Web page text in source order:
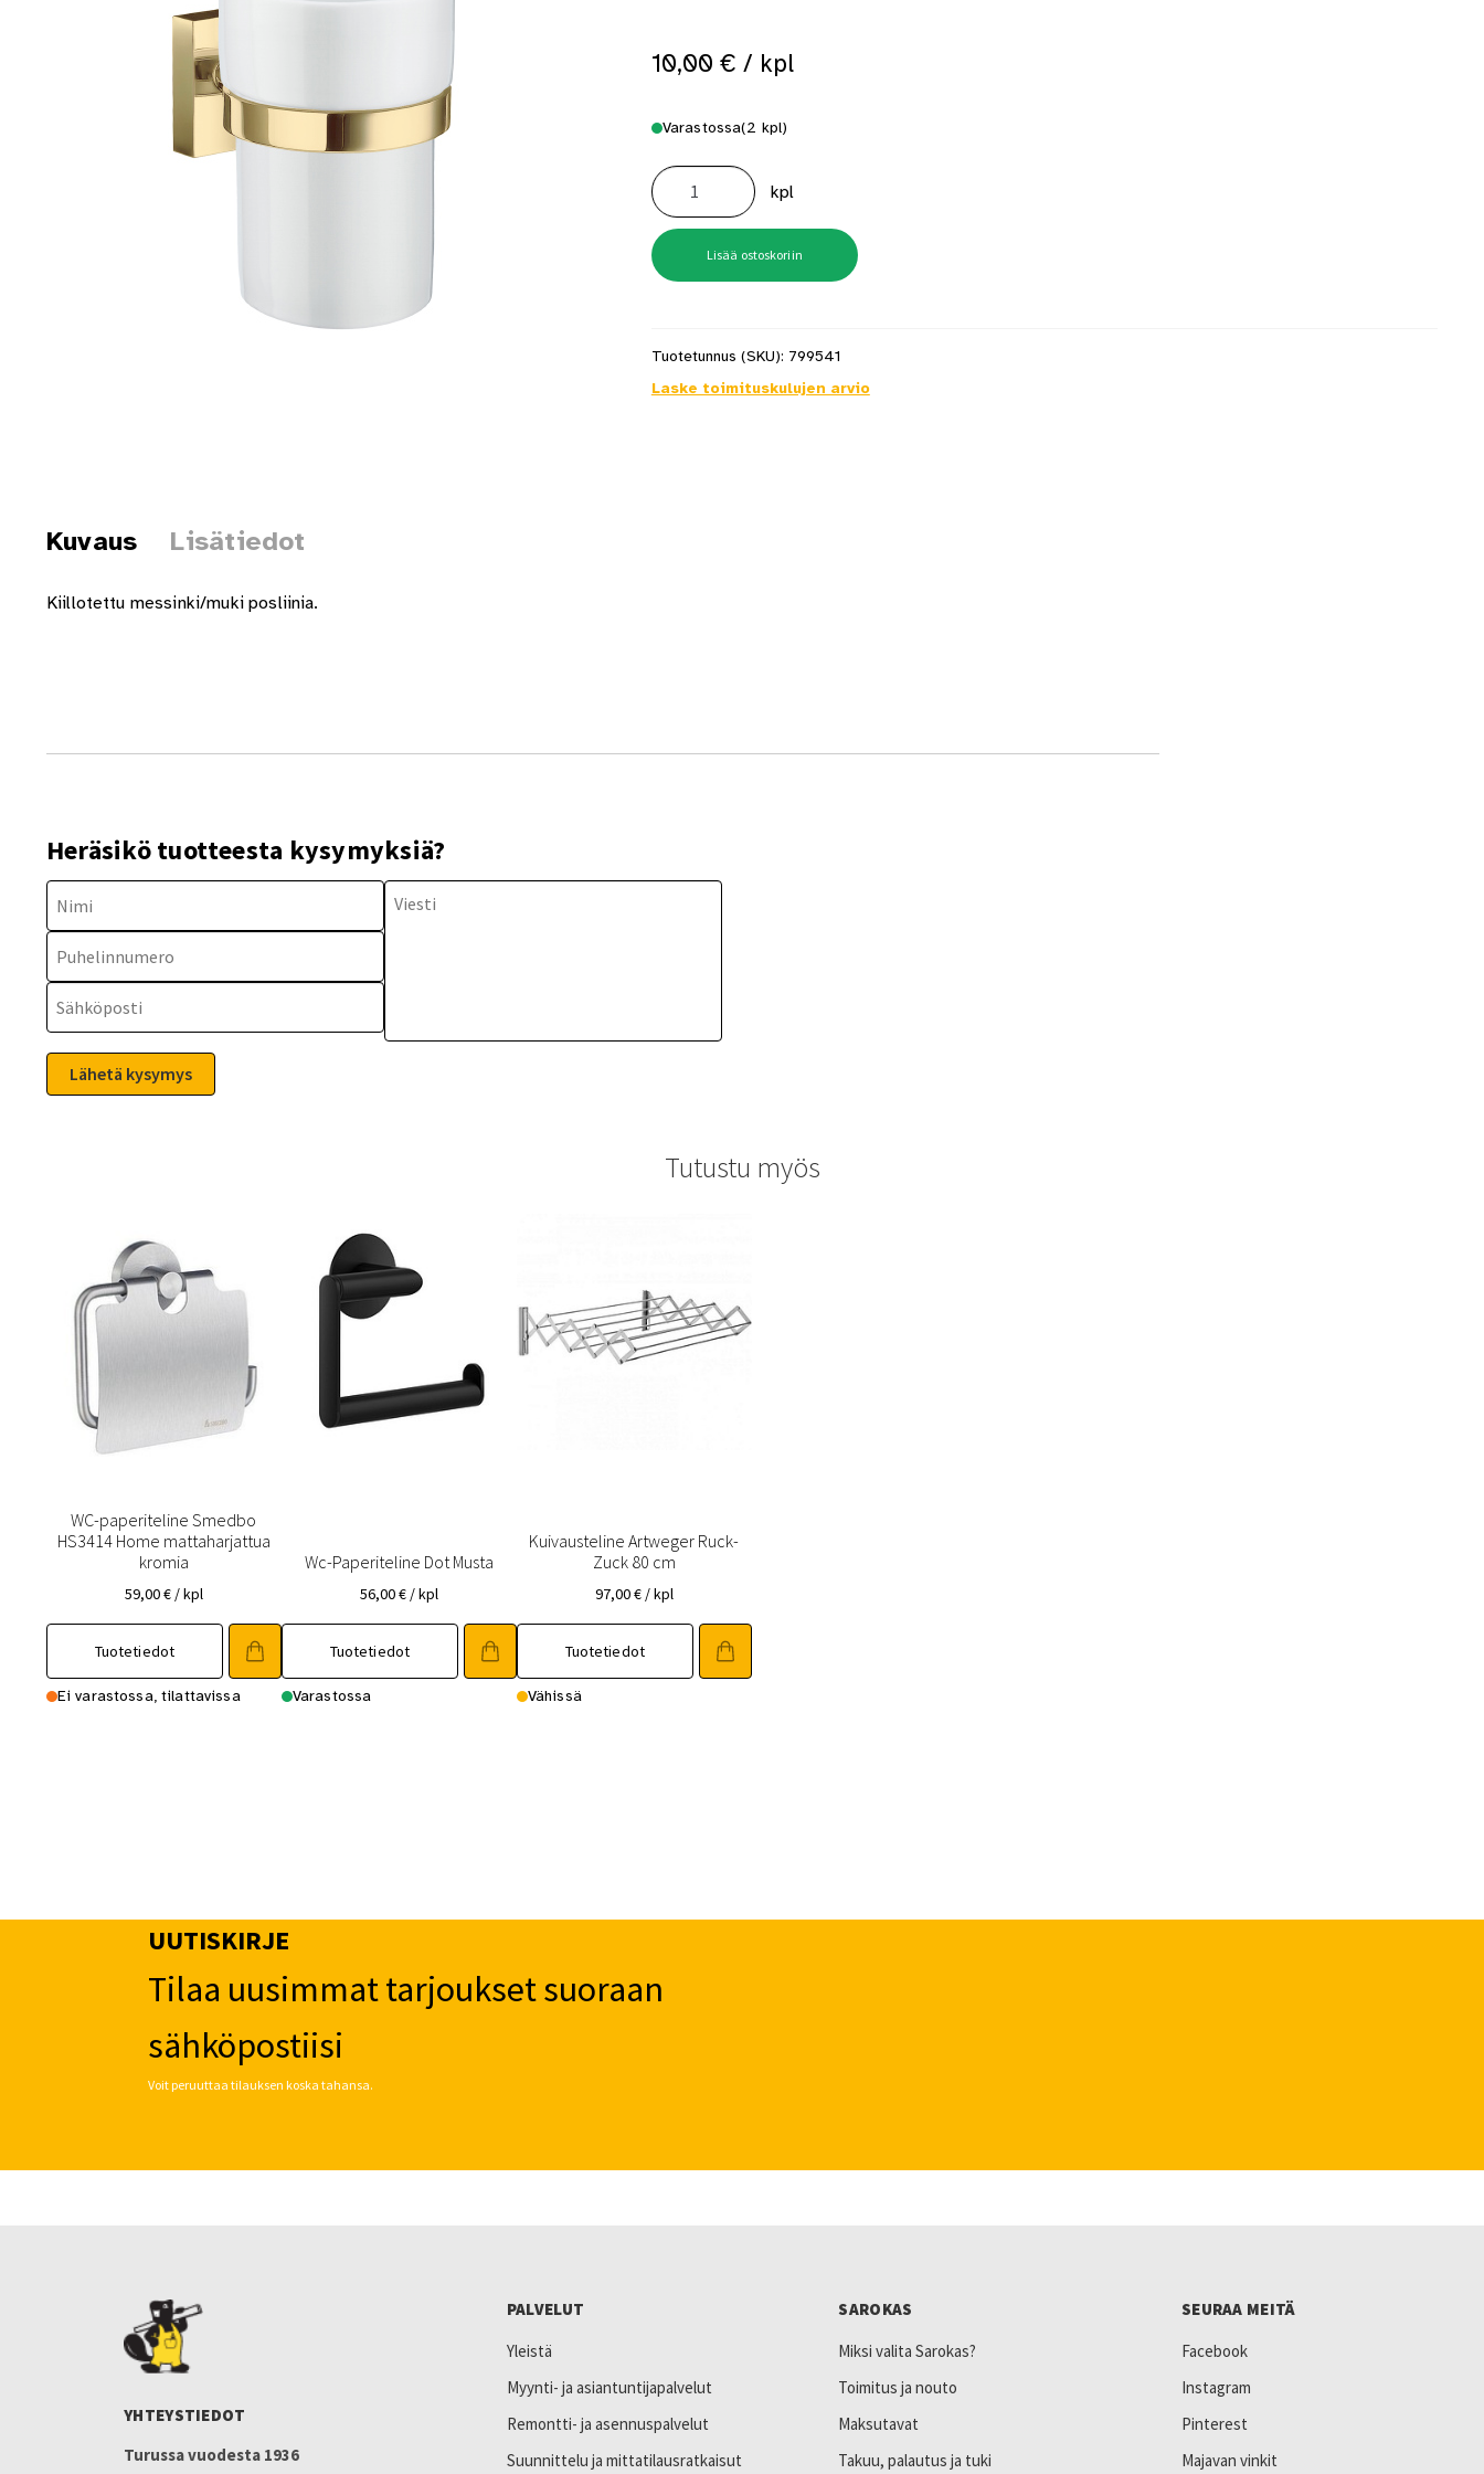
Toimitustavat- ja kulut Tummuneet tai kuivat lauteet? Näin saat saunan puupinnat taas siisteiksi
10,00 € / kpl
Varastossa(2 kpl)
Hammasmukiteline
House
Kiillotettu
Messinki
määrä
kpl
Lisää ostoskoriin
Tuotetunnus (SKU): 799541
Laske toimituskulujen arvio
Kuvaus Lisätiedot
Kiillotettu messinki/muki posliinia.
Heräsikö tuotteesta kysymyksiä?
Tutustu myös
WC-paperiteline Smedbo
HS3414 Home mattaharjattua
kromia
59,00€ / kpl
Tuotetiedot
Ei varastossa, tilattavissa
Wc-Paperiteline Dot Musta
56,00€ / kpl
Tuotetiedot
Varastossa
Kuivausteline Artweger Ruck-
Zuck 80 cm
97,00€ / kpl
Tuotetiedot
Vähissä
UUTISKIRJE
Tilaa uusimmat tarjoukset suoraan
sähköpostiisi
Voit peruuttaa tilauksen koska tahansa.
YHTEYSTIEDOT
Turussa vuodesta 1936
PALVELUT
Yleistä
Myynti- ja asiantuntijapalvelut
Remontti- ja asennuspalvelut
Suunnittelu ja mittatilausratkaisut
SAROKAS
Miksi valita Sarokas?
Toimitus ja nouto
Maksutavat
Takuu, palautus ja tuki
SEURAA MEITÄ
Facebook
Instagram
Pinterest
Majavan vinkit